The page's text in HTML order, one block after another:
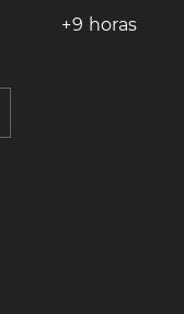
+9 horas